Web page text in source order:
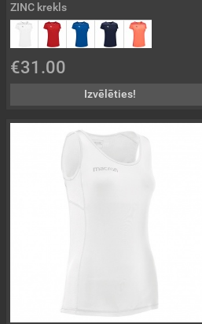
ZINC krekls
€31.00
Izvēlēties!